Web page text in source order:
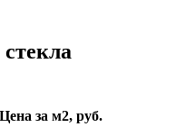
Цена за м2, руб.